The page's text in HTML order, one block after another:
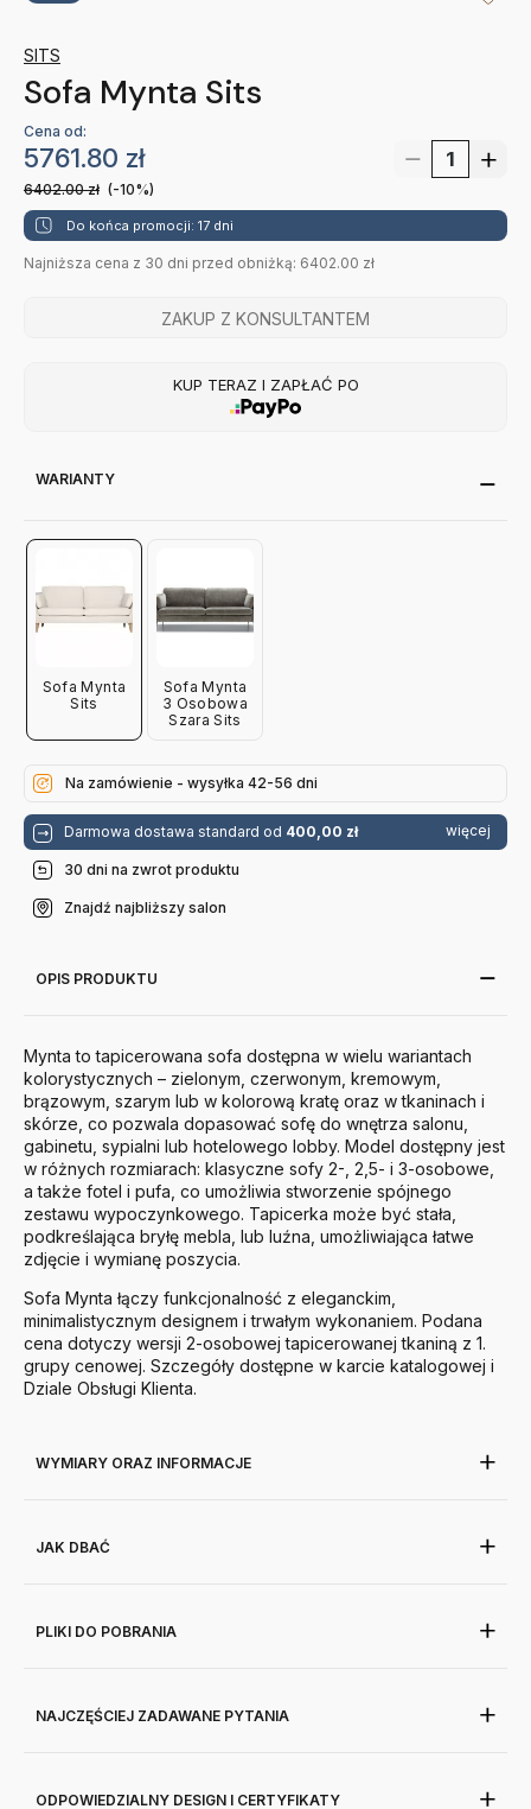
SITS
Sofa Mynta Sits
Cena od:
5761.80 zł
6402.00zł (-10%)
Do końca promocji: 17 dni
Najniższa cena z 30 dni przed obniżką: 6402.00 zł
ZAKUP Z KONSULTANTEM
KUP TERAZ I ZAPŁAĆ PO
WARIANTY
Sofa Mynta
Sits
Sofa Mynta
3 Osobowa
Szara Sits
Na zamówienie - wysyłka 42-56 dni
Darmowa dostawa standard od 400,00 zł więcej
30 dni na zwrot produktu
Znajdź najbliższy salon
OPIS PRODUKTU
Mynta to tapicerowana sofa dostępna w wielu wariantach
kolorystycznych – zielonym, czerwonym, kremowym,
brązowym, szarym lub w kolorową kratę oraz w tkaninach i
skórze, co pozwala dopasować sofę do wnętrza salonu,
gabinetu, sypialni lub hotelowego lobby. Model dostępny jest
w różnych rozmiarach: klasyczne sofy 2-, 2,5- i 3-osobowe,
a także fotel i pufa, co umożliwia stworzenie spójnego
zestawu wypoczynkowego. Tapicerka może być stała,
podkreślająca bryłę mebla, lub luźna, umożliwiająca łatwe
zdjęcie i wymianę poszycia.
Sofa Mynta łączy funkcjonalność z eleganckim,
minimalistycznym designem i trwałym wykonaniem. Podana
cena dotyczy wersji 2-osobowej tapicerowanej tkaniną z 1.
grupy cenowej. Szczegóły dostępne w karcie katalogowej i
Dziale Obsługi Klienta.
WYMIARY ORAZ INFORMACJE
JAK DBAĆ
PLIKI DO POBRANIA
NAJCZĘŚCIEJ ZADAWANE PYTANIA
ODPOWIEDZIALNY DESIGN I CERTYFIKATY